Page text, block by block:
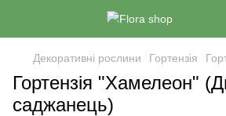
Декоративні рослини Гортензія
Гортензія "Хамелеон"
саджанець)